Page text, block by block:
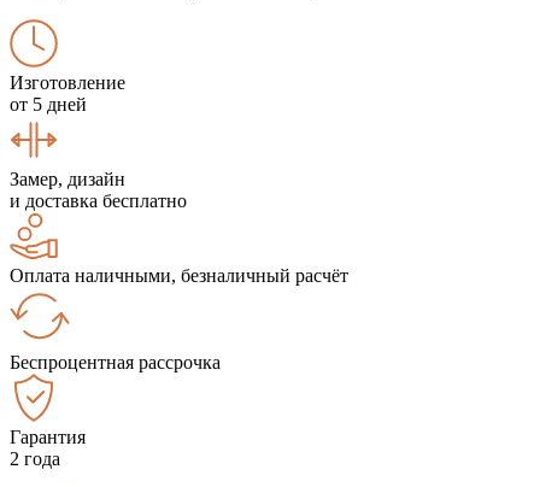
Изготовление
от 5 дней
Замер, дизайн
и доставка бесплатно
Оплата наличными, безналичный расчёт
Беспроцентная рассрочка
Гарантия
2 года